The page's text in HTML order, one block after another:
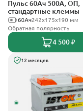
Пульс 60Ач 500А, ОП,
стандартные клеммы
242x175x190 мм
60Ач
Обратная полярность
4 500 ₽
12 месяцев